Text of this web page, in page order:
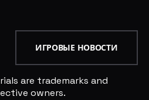
ИГРОВЫЕ НОВОСТИ
are trademarks and
owners.